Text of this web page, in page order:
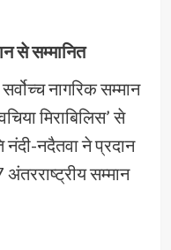
से सम्मानित
नागरिक सम्मान
मिराबिलिस’ से
नंदी-नदैतवा ने प्रदान
सम्मान